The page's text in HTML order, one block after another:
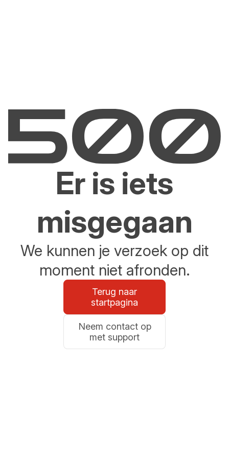
Er is iets
misgegaan
We kunnen je verzoek op dit
moment niet afronden.
Terug naar
startpagina
Neem contact op
met support